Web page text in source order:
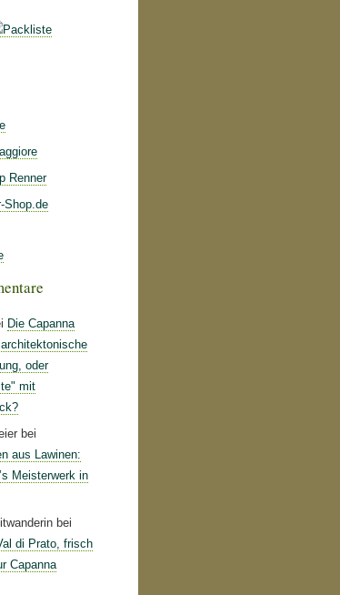
Renner
Shop.de
Die Capanna
oder
mit
bei
aus Lawinen:
Meisterwerk in
bei
di Prato, frisch
Capanna